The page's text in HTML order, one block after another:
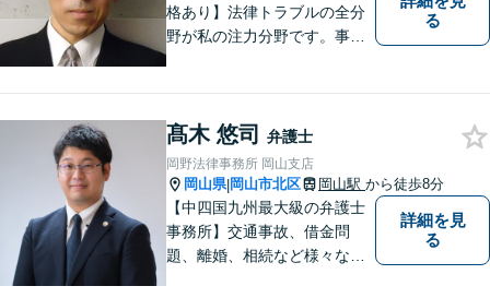
格あり】法律トラブルの全分
野が私の注力分野です。事務
ラス対応】【後払い対応】
【日弁連国際人権問題委員会
所属】お困りの方は、お気軽
にご相談下さい。
る
髙木 悠司 弁護士
岡野法律事務所 岡山支店
岡山県|岡山市北区 岡山駅 から徒歩8分
【中四国九州最大級の弁護士
事務所】交通事故、借金問
題、離婚、相続など様々な問
詳細を見
る